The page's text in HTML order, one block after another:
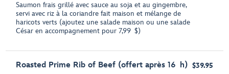
Saumon frais grillé avec sauce au soja et au gingembre,
servi avec riz à la coriandre fait maison et mélange de
haricots verts (ajoutez une salade maison ou une salade
César en accompagnement pour 7,99 $)
Roasted Prime Rib of Beef (offert après 16 h) $39.95